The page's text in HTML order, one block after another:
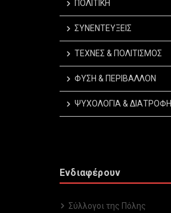
ΠΟΛΙΤΙΚΗ
ΣΥΝΕΝΤΕΥΞΕΙΣ
ΤΕΧΝΕΣ & ΠΟΛΙΤΙΣΜΟΣ
ΦΥΣΗ & ΠΕΡΙΒΑΛΛΟΝ
ΨΥΧΟΛΟΓΙΑ & ΔΙΑΤΡΟΦΗ
Ενδιαφέρουν
Σύλλογοι της Πόλης